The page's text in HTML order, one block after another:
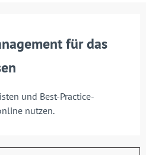
für das
und Best-Practice-
nutzen.